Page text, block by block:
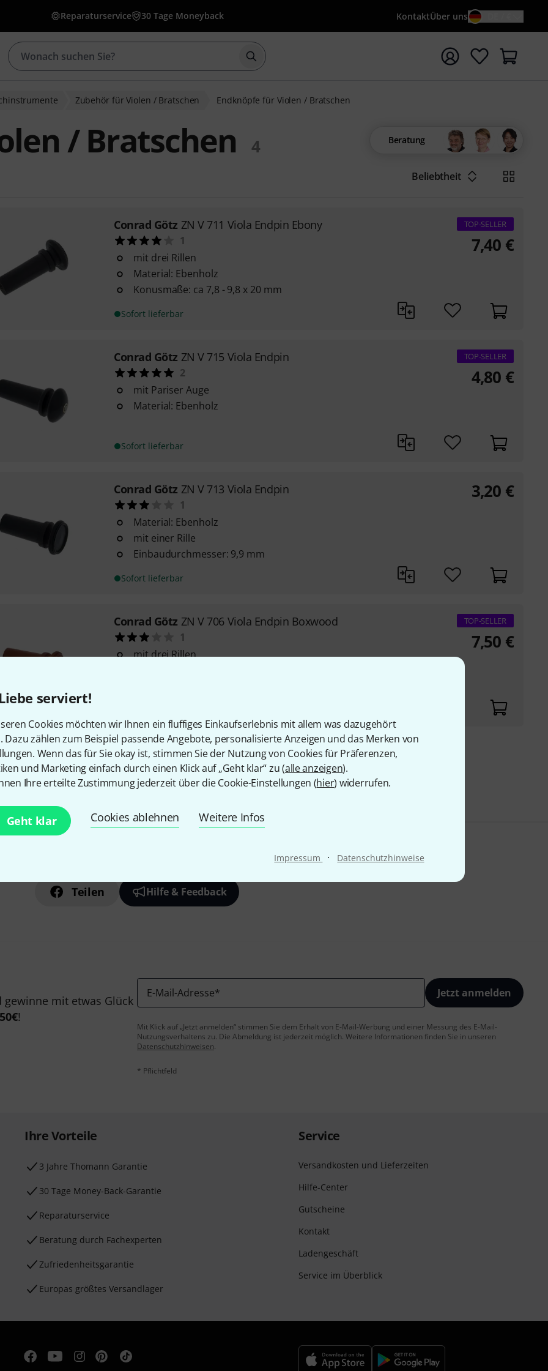
serviert!
Cookies möchten wir Ihnen ein fluffiges Einkaufserlebnis mit allem was dazugehört
Dazu zählen zum Beispiel passende Angebote, personalisierte Anzeigen und das Merken von
Wenn das für Sie okay ist, stimmen Sie der Nutzung von Cookies für Präferenzen,
und Marketing einfach durch einen Klick auf „Geht klar“ zu (alle anzeigen).
Ihre erteilte Zustimmung jederzeit über die Cookie-Einstellungen (hier) widerrufen.
Geht klar Cookies ablehnen Weitere Infos
Impressum · Datenschutzhinweise
Reparaturservice 30 Tage Moneyback KontaktÜber uns
Suche mit Suchwort {searchTerm} starten
Zubehör für Violen / Bratschen Endknöpfe für Violen / Bratschen
/ Bratschen 4 Beratung
Beliebtheit
Conrad Götz ZN V 711 Viola Endpin Ebony
1
mit drei Rillen
Material: Ebenholz
Konusmaße: ca 7,8 - 9,8 x 20 mm
Sofort lieferbar
TOP-SELLER
7,40 €
Conrad Götz ZN V 715 Viola Endpin
2
mit Pariser Auge
Material: Ebenholz
Sofort lieferbar
TOP-SELLER
4,80 €
Conrad Götz ZN V 713 Viola Endpin
1
Material: Ebenholz
mit einer Rille
Einbaudurchmesser: 9,9 mm
Sofort lieferbar
3,20 €
Conrad Götz ZN V 706 Viola Endpin Boxwood
1
mit drei Rillen
TOP-SELLER
7,50 €
Kostenloser Versand ab 29 €
Alle Preise inkl. MwSt.
Teilen Hilfe & Feedback
mit etwas Glück
50€!
E-Mail-Adresse* Jetzt anmelden
Mit Klick auf „Jetzt anmelden“ stimmen Sie dem Erhalt von E-Mail-Werbung und einer Messung des E-Mail-
Nutzungsverhaltens zu. Die Abmeldung ist jederzeit möglich. Weitere Informationen finden Sie in unseren
Datenschutzhinweisen.
* Pflichtfeld
Ihre Vorteile
3 Jahre Thomann Garantie
30 Tage Money-Back-Garantie
Reparaturservice
Beratung durch Fachexperten
Zufriedenheitsgarantie
Europas größtes Versandlager
Service
Versandkosten und Lieferzeiten
Hilfe-Center
Gutscheine
Kontakt
Ladengeschäft
Service im Überblick